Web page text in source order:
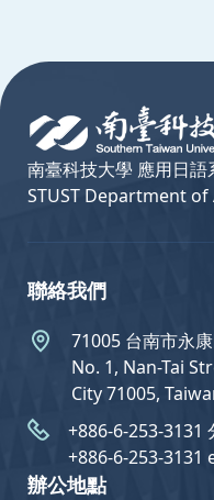
南臺科技大學 應用日語
STUST Department of
聯絡我們
71005 台南市永
No. 1, Nan-Tai
City 71005,
+886-6-253-3131
+886-6-253-3131
辦公地點